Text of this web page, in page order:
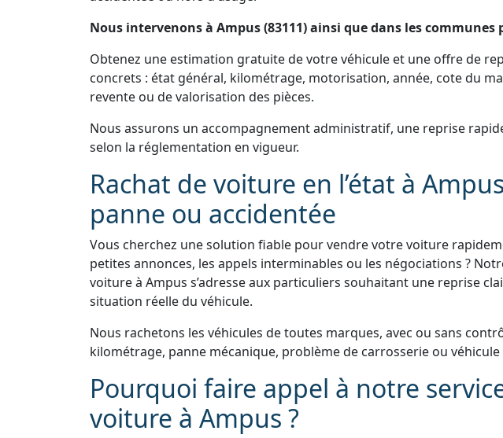
Nous intervenons à Ampus (83111) ainsi que dans les communes
Obtenez une estimation gratuite de votre véhicule et une offre de
concrets : état général, kilométrage, motorisation, année, cote du
revente ou de valorisation des pièces.
Nous assurons un accompagnement administratif, une reprise
selon la réglementation en vigueur.
Rachat de voiture en l’état à
panne ou accidentée
Vous cherchez une solution fiable pour vendre votre voiture
petites annonces, les appels interminables ou les négociations ?
voiture à Ampus s’adresse aux particuliers souhaitant une reprise
situation réelle du véhicule.
Nous rachetons les véhicules de toutes marques, avec ou sans
kilométrage, panne mécanique, problème de carrosserie ou
Pourquoi faire appel à notre
voiture à Ampus ?